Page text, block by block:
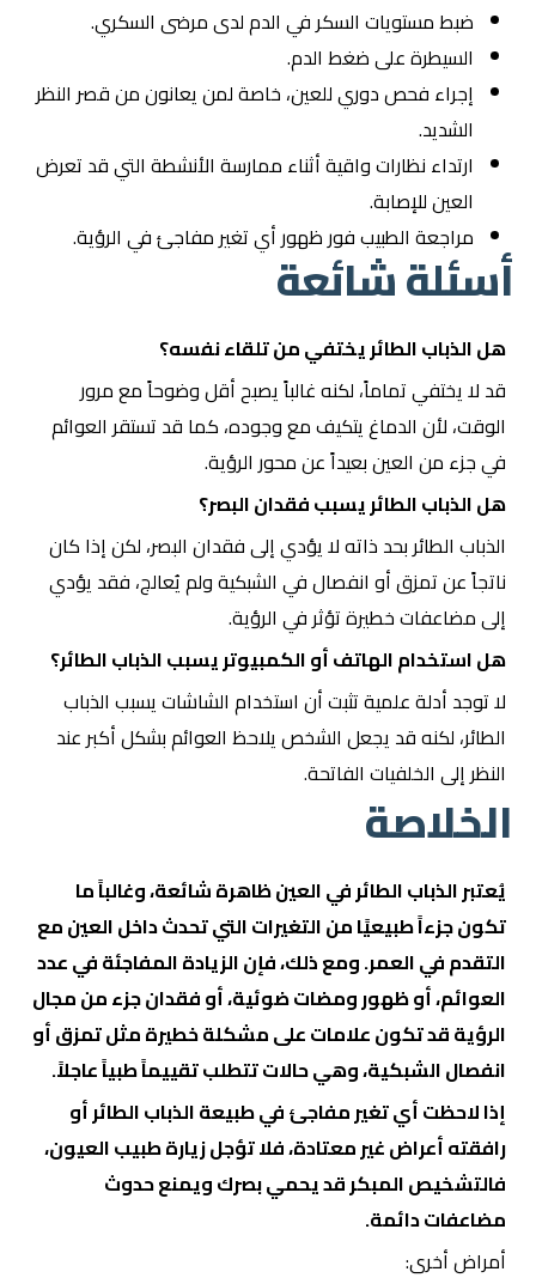
ضبط مستويات السكر في الدم لدى مرضى السكري.
السيطرة على ضغط الدم.
إجراء فحص دوري للعين، خاصة لمن يعانون من قصر النظر
الشديد.
ارتداء نظارات واقية أثناء ممارسة الأنشطة التي قد تعرض
العين للإصابة.
مراجعة الطبيب فور ظهور أي تغير مفاجئ في الرؤية.
أسئلة شائعة
هل الذباب الطائر يختفي من تلقاء نفسه؟
قد لا يختفي تماماً، لكنه غالباً يصبح أقل وضوحاً مع مرور
الوقت، لأن الدماغ يتكيف مع وجوده، كما قد تستقر العوائم
في جزء من العين بعيداً عن محور الرؤية.
هل الذباب الطائر يسبب فقدان البصر؟
الذباب الطائر بحد ذاته لا يؤدي إلى فقدان البصر، لكن إذا كان
ناتجاً عن تمزق أو انفصال في الشبكية ولم يُعالج، فقد يؤدي
إلى مضاعفات خطيرة تؤثر في الرؤية.
هل استخدام الهاتف أو الكمبيوتر يسبب الذباب الطائر؟
لا توجد أدلة علمية تثبت أن استخدام الشاشات يسبب الذباب
الطائر، لكنه قد يجعل الشخص يلاحظ العوائم بشكل أكبر عند
النظر إلى الخلفيات الفاتحة.
الخلاصة
يُعتبر الذباب الطائر في العين ظاهرة شائعة، وغالباً ما
تكون جزءاً طبيعيًا من التغيرات التي تحدث داخل العين مع
التقدم في العمر. ومع ذلك، فإن الزيادة المفاجئة في عدد
العوائم، أو ظهور ومضات ضوئية، أو فقدان جزء من مجال
الرؤية قد تكون علامات على مشكلة خطيرة مثل تمزق أو
انفصال الشبكية، وهي حالات تتطلب تقييماً طبياً عاجلاً.
إذا لاحظت أي تغير مفاجئ في طبيعة الذباب الطائر أو
رافقته أعراض غير معتادة، فلا تؤجل زيارة طبيب العيون،
فالتشخيص المبكر قد يحمي بصرك ويمنع حدوث
مضاعفات دائمة.
أمراض أخرى: